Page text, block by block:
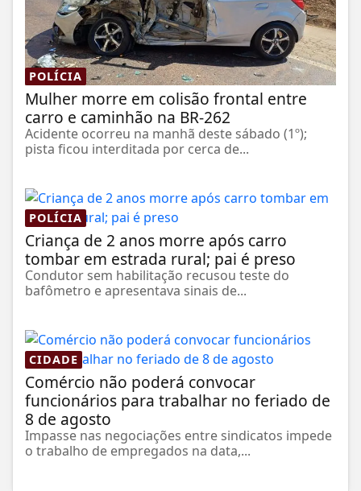
POLÍCIA
Mulher morre em colisão frontal entre
carro e caminhão na BR-262
Acidente ocorreu na manhã deste sábado (1º);
pista ficou interditada por cerca de...
POLÍCIA
Criança de 2 anos morre após carro
tombar em estrada rural; pai é preso
Condutor sem habilitação recusou teste do
bafômetro e apresentava sinais de...
CIDADE
Comércio não poderá convocar
funcionários para trabalhar no feriado de
8 de agosto
Impasse nas negociações entre sindicatos impede
o trabalho de empregados na data,...